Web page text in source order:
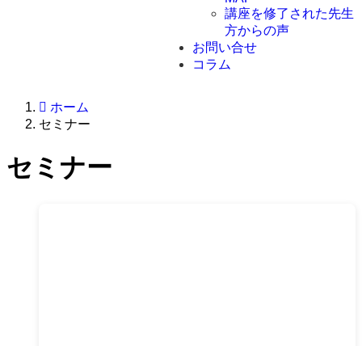
講座を修了された先生
方からの声
お問い合せ
コラム
ホーム
セミナー
セミナー